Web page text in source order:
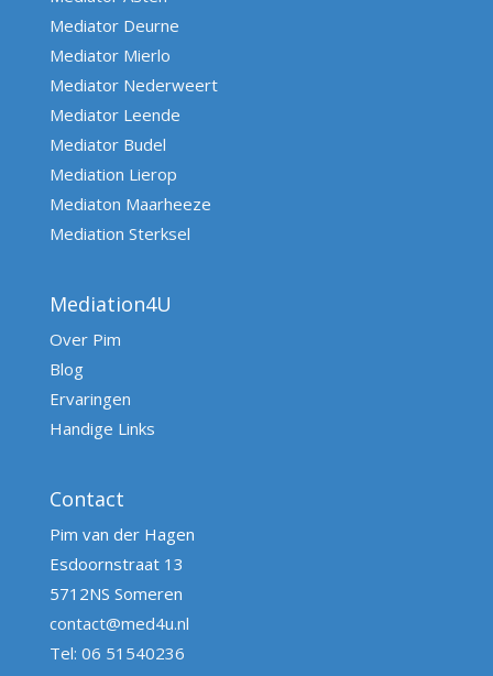
Mediator Deurne
Mediator Mierlo
Mediator Nederweert
Mediator Leende
Mediator Budel
Mediation Lierop
Mediaton Maarheeze
Mediation Sterksel
Mediation4U
Over Pim
Blog
Ervaringen
Handige Links
Contact
Pim van der Hagen
Esdoornstraat 13
5712NS Someren
contact@med4u.nl
Tel: 06 51540236